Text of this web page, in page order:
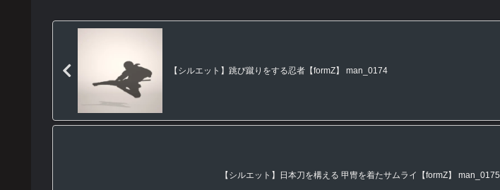
【シルエット】跳び蹴りをする忍者【formZ】 man_0174
【シルエット】日本刀を構える 甲冑を着たサムライ【formZ】 man_0175